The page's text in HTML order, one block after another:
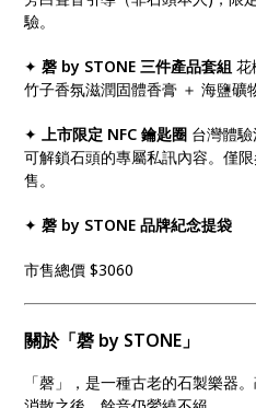
驗。
✦磬 by STONE 三件產品套組 花
竹子香氛滋潤固體香膏 ＋ 海鹽礦
✦上市限定 NFC 鑰匙圈 台灣體
可解鎖石頭的專屬私訊內容。僅
售。
✦磬 by STONE 品牌紀念提袋
市售總價 $3060
關於「磬 by STONE」
「磬」，是一種古老的石製樂器